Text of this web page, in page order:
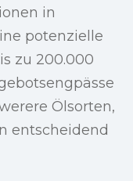
in
potenzielle
zu 200.000
Ölsorten,
entscheidend